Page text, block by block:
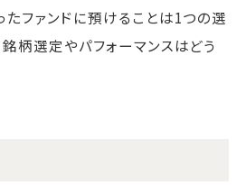
たファンドに預けることは1つの選
銘柄選定やパフォーマンスはどう